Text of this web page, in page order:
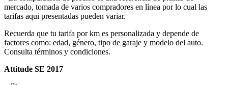
mercado, tomada de varios compradores en línea por lo cual las
tarifas aqui presentadas pueden variar.
Recuerda que tu tarifa por km es personalizada y depende de
factores como: edad, género, tipo de garaje y modelo del auto.
Consulta términos y condiciones.
Attitude SE 2017